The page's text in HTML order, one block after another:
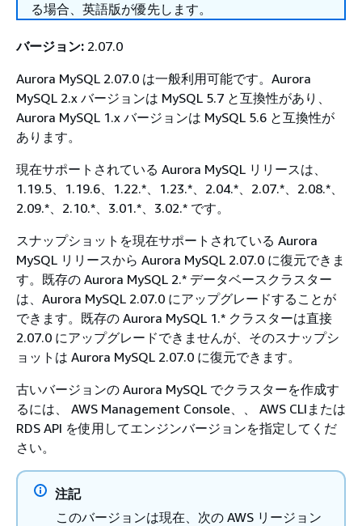
る場合、英語版が優先します。
バージョン: 2.07.0
Aurora MySQL 2.07.0 は一般利用可能です。Aurora
MySQL 2.x バージョンは MySQL 5.7 と互換性があり、
Aurora MySQL 1.x バージョンは MySQL 5.6 と互換性が
あります。
現在サポートされている Aurora MySQL リリースは、
1.19.5、1.19.6、1.22.*、1.23.*、2.04.*、2.07.*、2.08.*、
2.09.*、2.10.*、3.01.*、3.02.* です。
スナップショットを現在サポートされている Aurora
MySQL リリースから Aurora MySQL 2.07.0 に復元できま
す。既存の Aurora MySQL 2.* データベースクラスター
は、Aurora MySQL 2.07.0 にアップグレードすることが
できます。既存の Aurora MySQL 1.* クラスターは直接
2.07.0 にアップグレードできませんが、そのスナップシ
ョットは Aurora MySQL 2.07.0 に復元できます。
古いバージョンの Aurora MySQL でクラスターを作成す
るには、 AWS Management Console、、 AWS CLIまたは
RDS API を使用してエンジンバージョンを指定してくだ
さい。
注記
このバージョンは現在、次の AWS リージョン